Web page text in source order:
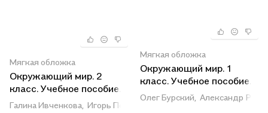
Мягкая обложка
Окружающий мир. 2
класс. Учебное пособие.
В двух частях. Часть 2.
Галина Ивченкова, Игорь Потапов, Елена Саплина
Мягкая обложка
Окружающий мир. 1
класс. Учебное пособие.
В двух частях. Часть 1.
ФГОС 2021
Олег Бурский, Александр